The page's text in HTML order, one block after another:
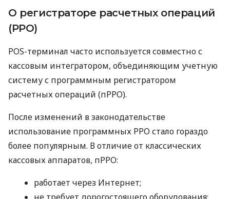
О регистраторе расчетных операций
(РРО)
POS-терминал часто используется совместно с
кассовым интегратором, объединяющим учетную
систему с программным регистратором
расчетных операций (пРРО).
После изменений в законодательстве
использование программных РРО стало гораздо
более популярным. В отличие от классических
кассовых аппаратов, пРРО:
работает через Интернет;